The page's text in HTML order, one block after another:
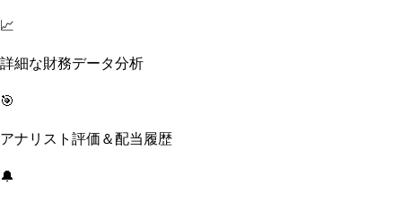
📈
詳細な財務データ分析
🎯
アナリスト評価＆配当履歴
🔔